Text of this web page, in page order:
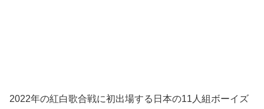
2022年の紅白歌合戦に初出場する日本の11人組ボーイズ